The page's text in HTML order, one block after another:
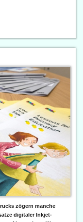
zögern manche
digitaler Inkjet-